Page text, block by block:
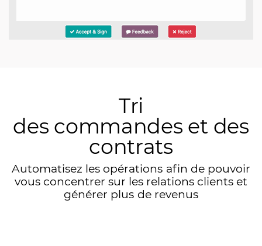
Tri
des commandes et des
contrats
Automatisez les opérations afin de pouvoir
vous concentrer sur les relations clients et
générer plus de revenus